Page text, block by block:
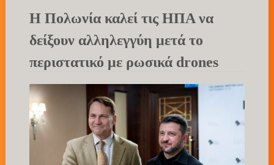
Η Πολωνία καλεί τις ΗΠΑ να
δείξουν αλληλεγγύη μετά το
περιστατικό με ρωσικά drones